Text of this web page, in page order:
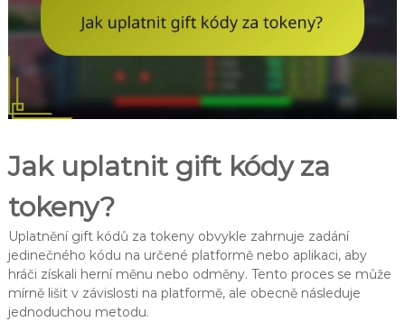
Jak uplatnit gift kódy za
tokeny?
Uplatnění gift kódů za tokeny obvykle zahrnuje zadání
jedinečného kódu na určené platformě nebo aplikaci, aby
hráči získali herní měnu nebo odměny. Tento proces se může
mírně lišit v závislosti na platformě, ale obecně následuje
jednoduchou metodu.